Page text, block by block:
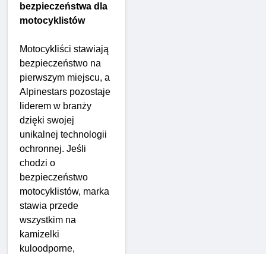
bezpieczeństwa dla
motocyklistów
Motocykliści stawiają
bezpieczeństwo na
pierwszym miejscu, a
Alpinestars pozostaje
liderem w branży
dzięki swojej
unikalnej technologii
ochronnej. Jeśli
chodzi o
bezpieczeństwo
motocyklistów, marka
stawia przede
wszystkim na
kamizelki
kuloodporne,